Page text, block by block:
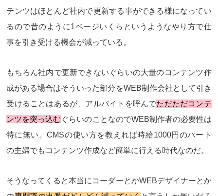
テンツはほとんど社内で更新する事ができる様になってい
るので昔のように1ページいくらというようなやり方で仕
事を引き受ける機会が減っている。
もちろん社内で更新できないぐらいの大量のコンテンツ作
成がある場合はそういった部分をWEB制作会社として引き
受けることはあるが、アルバイトを呼んでただただコンテ
ンツを突っ込む ぐらいのことなのでWEB制作者の必要性は
特に無い。CMSの使い方を教えれば時給1000円のパート
の主婦でもコンテンツ作成など簡単に行える時代なのだ。
そうなってくると本当にコーダーとかWEBデザイナーとか